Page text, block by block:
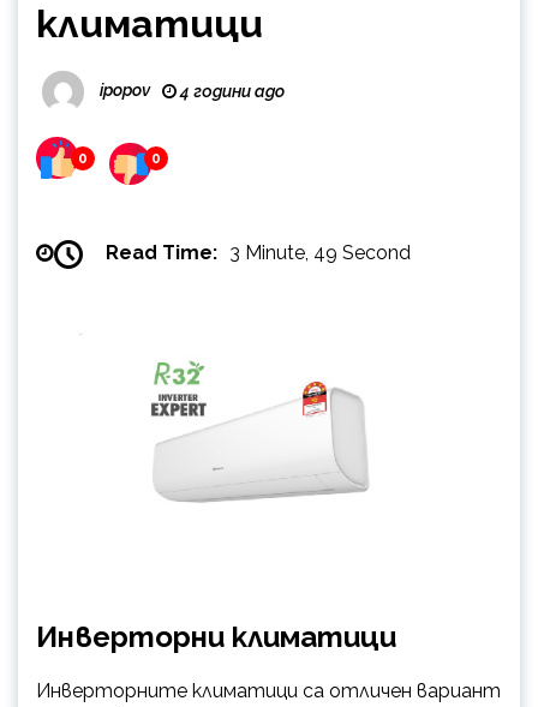
климатици
ipopov 4 години ago
0 0
Read Time: 3 Minute, 49 Second
Инверторни климатици
Инверторните климатици са отличен вариант